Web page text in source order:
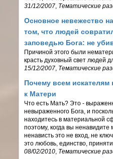
31/12/2007 Тематические
Основное невежество
том, что людей
заповедью Бога: не
Причиной этого были
красть духовный свет людей
15/12/2007 Тематические
Почему всем искателям
к Матери
Что есть Мать? Это -
невыраженного Бога, и
находитесь в материальной
поэтому, когда вы
ненависть это не вход, не
это любовь, единство,
08/02/2010 Тематические